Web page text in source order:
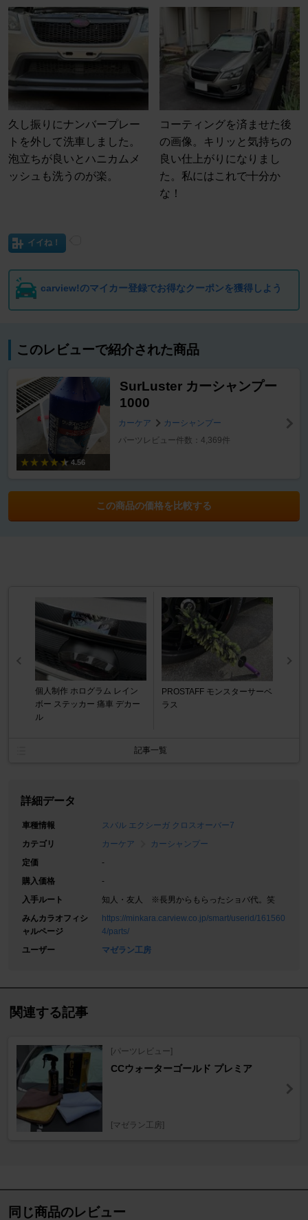
久し振りにナンバープレー
トを外して洗車しました。
泡立ちが良いとハニカムメ
ッシュも洗うのが楽。
コーティングを済ませた後
の画像。キリッと気持ちの
良い仕上がりになりまし
た。私にはこれで十分か
な！
イイね！
carview!のマイカー登録でお得なクーポンを獲得しよう
このレビューで紹介された商品
4.56
SurLuster カーシャンプー
1000
カーケア
カーシャンプー
パーツレビュー件数：4,369件
この商品の価格を比較する
個人制作 ホログラム レイン
ボー ステッカー 痛車 デカー
ル
PROSTAFF モンスターサーベ
ラス
記事一覧
詳細データ
車種情報
スバル エクシーガ クロスオーバー7
カテゴリ
カーケア
カーシャンプー
定価
-
購入価格
-
入手ルート
知人・友人 ※長男からもらったショバ代。笑
みんカラオフィシ
ャルページ
https://minkara.carview.co.jp/smart/userid/161560
4/parts/
ユーザー
マゼラン工房
関連する記事
[パーツレビュー]
CCウォーターゴールド プレミア
[マゼラン工房]
同じ商品のレビュー